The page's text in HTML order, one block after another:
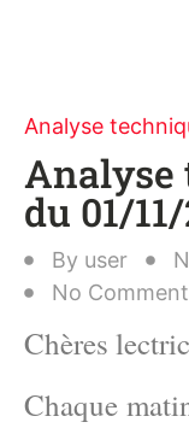
Analyse
Analyse
du 01/
By user
No
Chères
Chaque